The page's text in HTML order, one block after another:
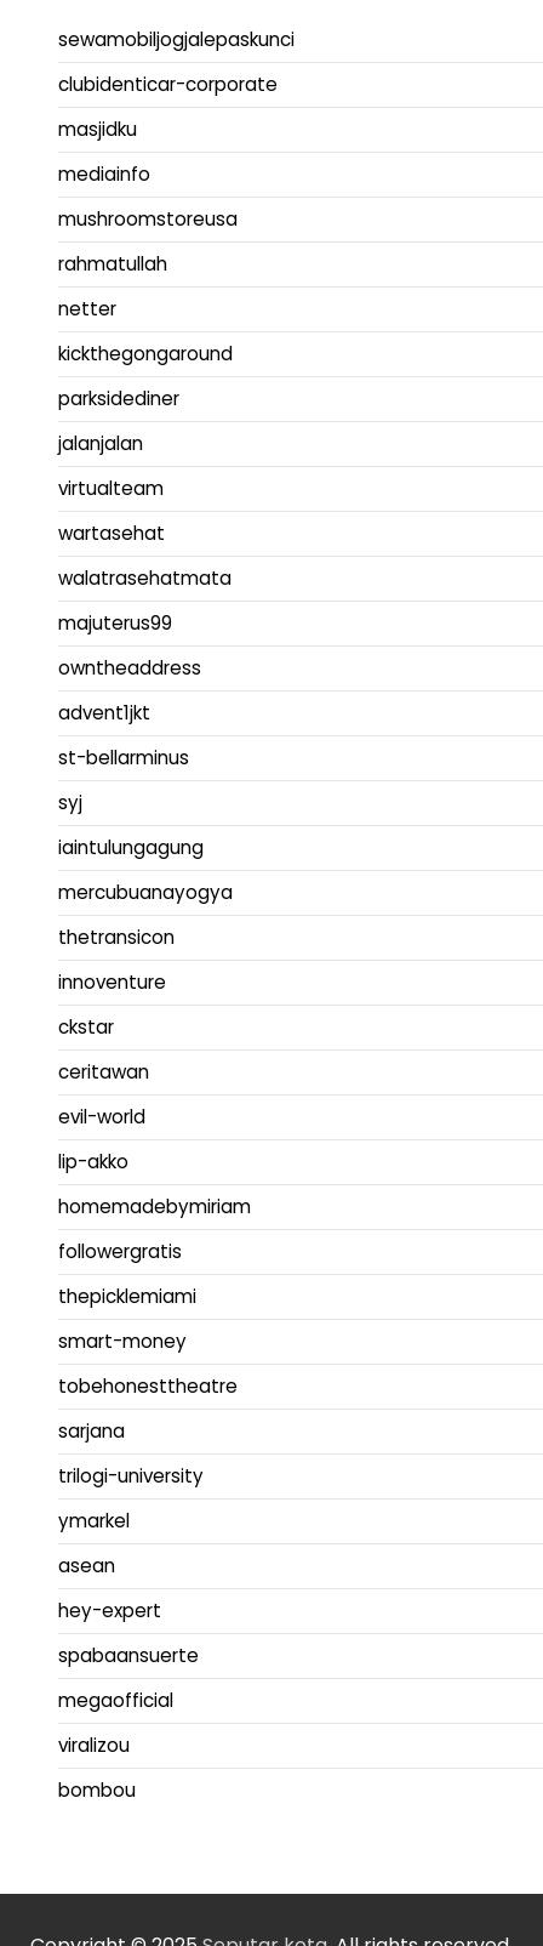
sewamobiljogjalepaskunci
clubidenticar-corporate
masjidku
mediainfo
mushroomstoreusa
rahmatullah
netter
kickthegongaround
parksidediner
jalanjalan
virtualteam
wartasehat
walatrasehatmata
majuterus99
owntheaddress
advent1jkt
st-bellarminus
syj
iaintulungagung
mercubuanayogya
thetransicon
innoventure
ckstar
ceritawan
evil-world
lip-akko
homemadebymiriam
followergratis
thepicklemiami
smart-money
tobehonesttheatre
sarjana
trilogi-university
ymarkel
asean
hey-expert
spabaansuerte
megaofficial
viralizou
bombou